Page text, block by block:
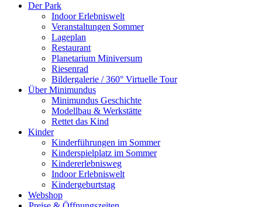
Der Park
Indoor Erlebniswelt
Veranstaltungen Sommer
Lageplan
Restaurant
Planetarium Miniversum
Riesenrad
Bildergalerie / 360° Virtuelle Tour
Über Minimundus
Minimundus Geschichte
Modellbau & Werkstätte
Rettet das Kind
Kinder
Kinderführungen im Sommer
Kinderspielplatz im Sommer
Kindererlebnisweg
Indoor Erlebniswelt
Kindergeburtstag
Webshop